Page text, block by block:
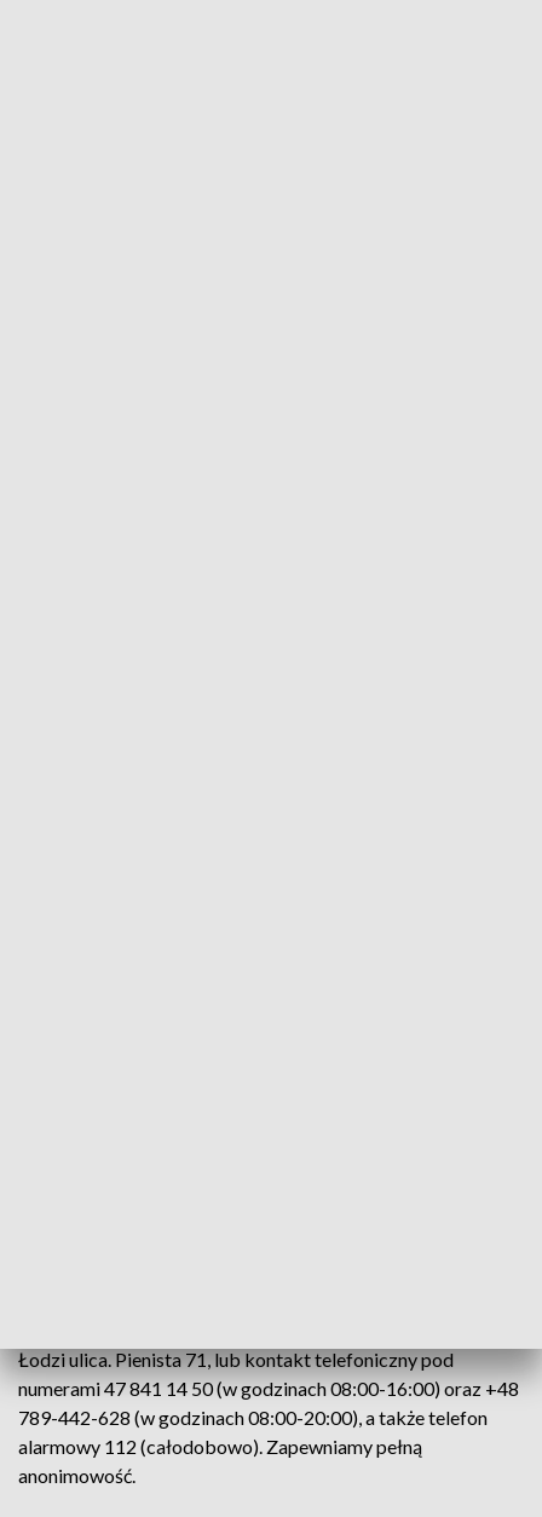
Łodzi ulica. Pienista 71, lub kontakt telefoniczny pod
numerami 47 841 14 50 (w godzinach 08:00-16:00) oraz +48
789-442-628 (w godzinach 08:00-20:00), a także telefon
alarmowy 112 (całodobowo). Zapewniamy pełną
anonimowość.